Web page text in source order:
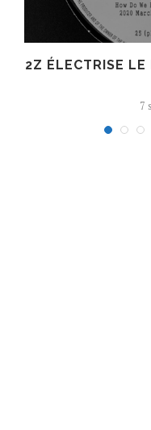
2Z ÉLECTRISE
7